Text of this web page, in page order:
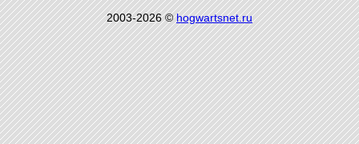
2003-2026 ©hogwartsnet.ru